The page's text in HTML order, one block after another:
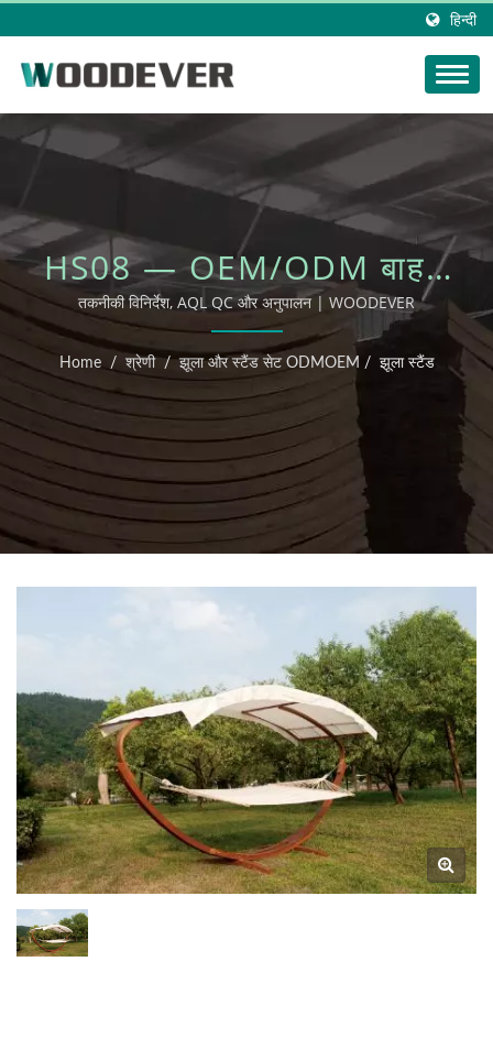
हिन्दी
HS08 — OEM/ODM बाहरी
फर्नीचर
तकनीकी विनिर्देश, AQL QC और अनुपालन | WOODEVER
Home / श्रेणी / झूला और स्टैंड सेट ODMOEM / झूला स्टैंड